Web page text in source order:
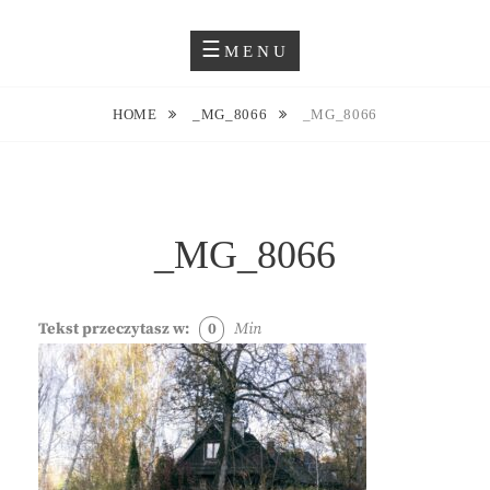
JUSTYNA EWA GROCHOWSKA
MENU
HOME _MG_8066 _MG_8066
_MG_8066
Tekst przeczytasz w: 0 Min